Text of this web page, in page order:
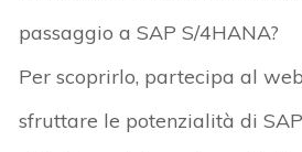
passaggio a SAP S/4HANA?
Per scoprirlo, partecipa al
sfruttare le potenzialità di